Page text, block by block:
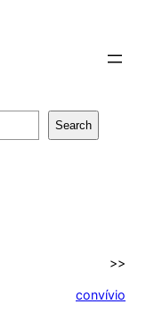
Search
>>
convívio